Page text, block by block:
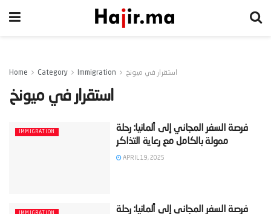
Home Category Immigration استقرار في ميونخ
استقرار في ميونخ
IMMIGRATION
‫فرصة السفر المجاني إلى ألمانيا: رحلة
ممولة بالكامل مع رعاية التذاكر‬
APRIL 19, 2025
‫فرصة السفر المجاني إلى ألمانيا: رحلة